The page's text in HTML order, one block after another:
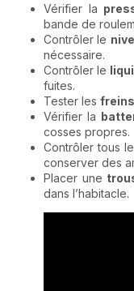
Vérifier la
bande de
Contrôler le
nécessaire.
Contrôler le
fuites.
Tester les freins
Vérifier la
cosses propres.
Contrôler tous
conserver des
Placer une
dans l’habitacle.